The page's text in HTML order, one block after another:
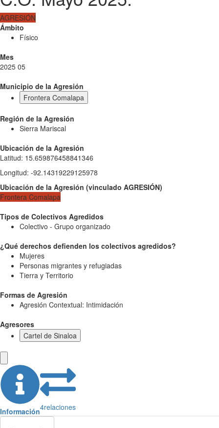
AGRESIÓN
Ámbito
Físico
Mes
2025 05
Municipio de la Agresión
Frontera Comalapa
Región de la Agresión
Sierra Mariscal
Ubicación de la Agresión
Latitud: 15.659876458841346
Longitud: -92.14319229125978
Ubicación de la Agresión (vinculado AGRESIÓN)
Frontera Comalapa
Tipos de Colectivos Agredidos
Colectivo - Grupo organizado
¿Qué derechos defienden los colectivos agredidos?
Mujeres
Personas migrantes y refugiadas
Tierra y Territorio
Formas de Agresión
Agresión Contextual: Intimidación
Agresores
Cartel de Sinaloa
Información4relaciones